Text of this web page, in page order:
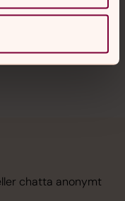
chatta anonymt